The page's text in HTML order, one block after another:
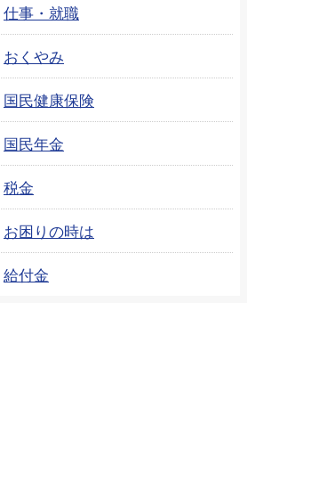
仕事・就職
おくやみ
国民健康保険
国民年金
税金
お困りの時は
給付金